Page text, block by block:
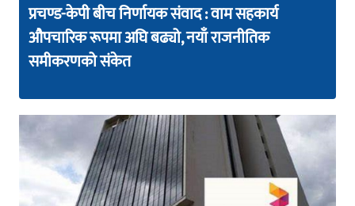
प्रचण्ड-केपी बीच निर्णायक संवाद : वाम सहकार्य
औपचारिक रूपमा अघि बढ्यो, नयाँ राजनीतिक
समीकरणको संकेत